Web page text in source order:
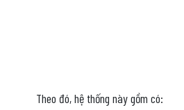
Theo đó, hệ thống này gồm có: